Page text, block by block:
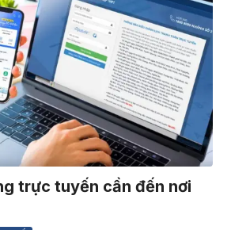
trực tuyến cần đến nơi